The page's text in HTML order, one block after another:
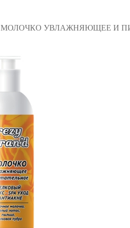
МОЛОЧКО УВЛАЖНЯЮЩЕЕ И